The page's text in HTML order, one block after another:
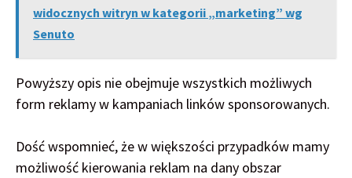
widocznych witryn w kategorii „marketing” wg
Senuto
Powyższy opis nie obejmuje wszystkich możliwych
form reklamy w kampaniach linków sponsorowanych.
Dość wspomnieć, że w większości przypadków mamy
możliwość kierowania reklam na dany obszar